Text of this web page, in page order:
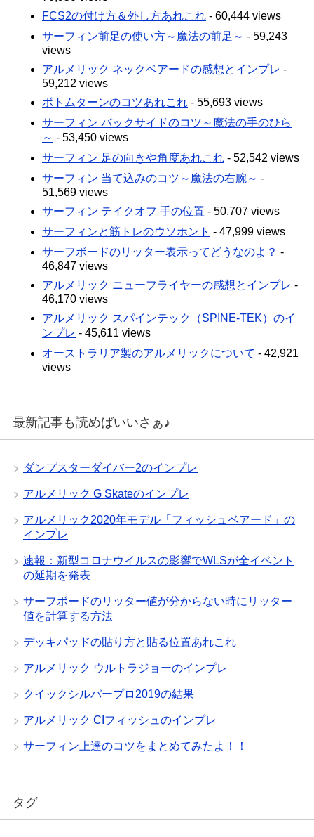
FCS2の付け方＆外し方あれこれ - 60,444 views
サーフィン前足の使い方～魔法の前足～ - 59,243
views
アルメリック ネックベアードの感想とインプレ -
59,212 views
ボトムターンのコツあれこれ - 55,693 views
サーフィン バックサイドのコツ～魔法の手のひら
～ - 53,450 views
サーフィン 足の向きや角度あれこれ - 52,542 views
サーフィン 当て込みのコツ～魔法の右腕～ -
51,569 views
サーフィン テイクオフ 手の位置 - 50,707 views
サーフィンと筋トレのウソホント - 47,999 views
サーフボードのリッター表示ってどうなのよ？ -
46,847 views
アルメリック ニューフライヤーの感想とインプレ -
46,170 views
アルメリック スパインテック（SPINE-TEK）のイ
ンプレ - 45,611 views
オーストラリア製のアルメリックについて - 42,921
views
最新記事も読めばいいさぁ♪
ダンプスターダイバー2のインプレ
アルメリック G Skateのインプレ
アルメリック2020年モデル「フィッシュベアード」の
インプレ
速報：新型コロナウイルスの影響でWLSが全イベント
の延期を発表
サーフボードのリッター値が分からない時にリッター
値を計算する方法
デッキパッドの貼り方と貼る位置あれこれ
アルメリック ウルトラジョーのインプレ
クイックシルバープロ2019の結果
アルメリック CIフィッシュのインプレ
サーフィン上達のコツをまとめてみたよ！！
タグ